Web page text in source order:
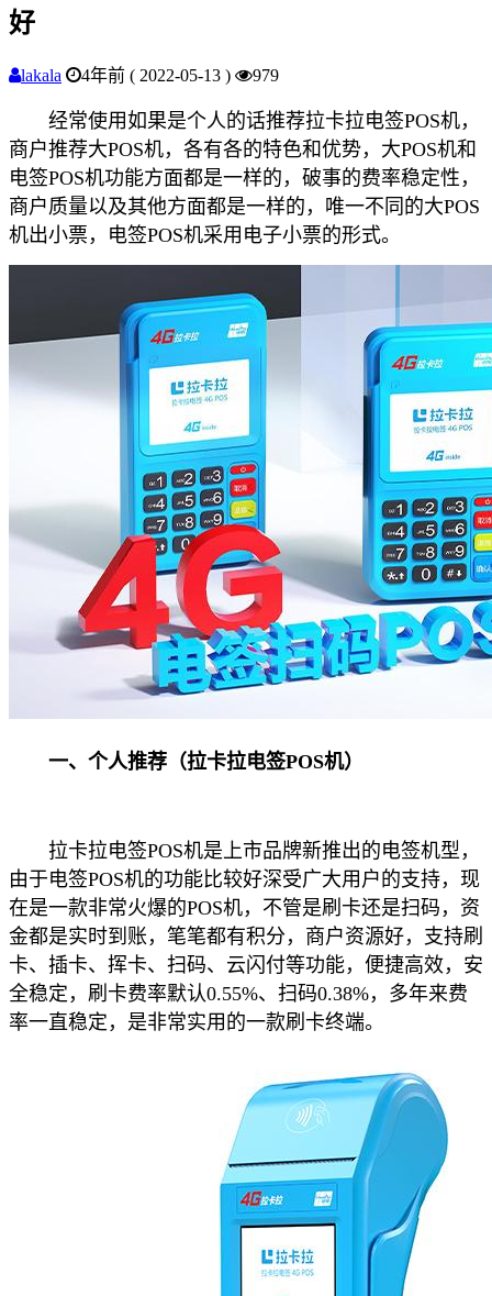
好
lakala 4年前 ( 2022-05-13 ) 979
经常使用如果是个人的话推荐拉卡拉电签POS机，
商户推荐大POS机，各有各的特色和优势，大POS机和
电签POS机功能方面都是一样的，破事的费率稳定性，
商户质量以及其他方面都是一样的，唯一不同的大POS
机出小票，电签POS机采用电子小票的形式。
一、个人推荐（拉卡拉电签POS机）
拉卡拉电签POS机是上市品牌新推出的电签机型，
由于电签POS机的功能比较好深受广大用户的支持，现
在是一款非常火爆的POS机，不管是刷卡还是扫码，资
金都是实时到账，笔笔都有积分，商户资源好，支持刷
卡、插卡、挥卡、扫码、云闪付等功能，便捷高效，安
全稳定，刷卡费率默认0.55%、扫码0.38%，多年来费
率一直稳定，是非常实用的一款刷卡终端。